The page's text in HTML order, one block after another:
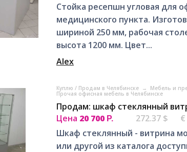
Стойка ресепшн угловая для
медицинского пункта.
шириной 250 мм, рабочая
высота 1200 мм. Цвет...
Alex
Куплю / Продам в Челябинске → Мебель и
Прочая офисная мебель в Челябинске
Продам: шкаф стеклянный
Цена 20 700 Р. 272.37 $
Шкаф стеклянный - витрина
или другой из каталога